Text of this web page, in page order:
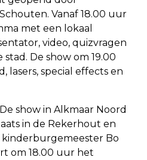
Vanaf 18.00 uur
met een lokaal
video, quizvragen
De show om 19.00
lasers, special effects en
De show in Alkmaar Noord
in de Rekerhout en
Bo
om 18.00 uur het